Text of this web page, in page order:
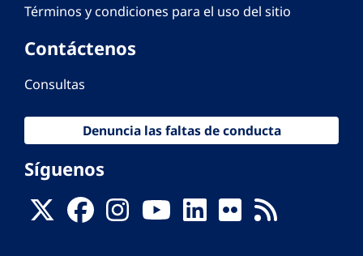
Términos y condiciones para el uso del sitio
Contáctenos
Consultas
Denuncia las faltas de conducta
Síguenos